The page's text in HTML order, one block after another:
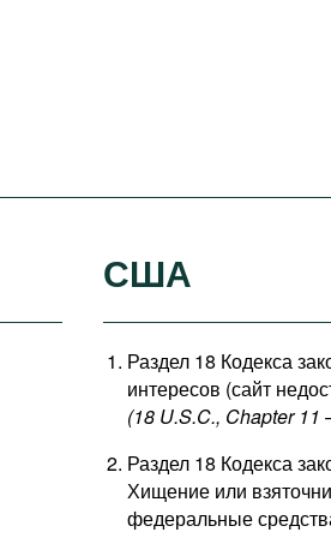
США
Раздел 18 Кодекса
интересов (сайт
(18 U.S.C., Chapter 11
Раздел 18 Кодекса
Хищение или
федеральные